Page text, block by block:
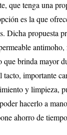
que tenga una
es la que
Dicha propuesta
que brinda mayor
tacto, importante
y limpieza,
hacerlo a
ahorro de